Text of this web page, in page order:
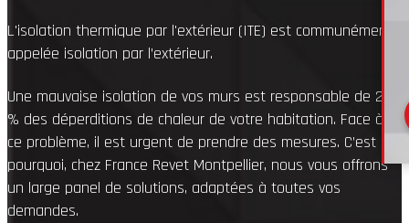
L'isolation thermique par l'extérieur (ITE) est communément
appelée isolation par l’extérieur.
Une mauvaise isolation de vos murs est responsable de 25
% des déperditions de chaleur de votre habitation. Face à
ce problème, il est urgent de prendre des mesures. C’est
pourquoi, chez France Revet Montpellier, nous vous offrons
un large panel de solutions, adaptées à toutes vos
demandes.